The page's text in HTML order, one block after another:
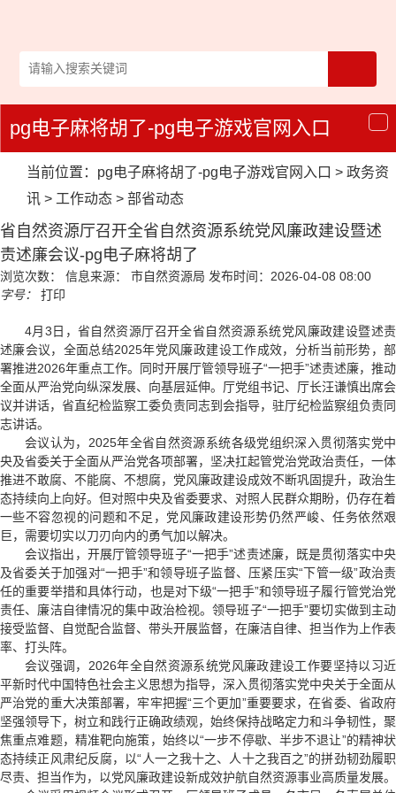
导
航
pg电子麻将胡了-pg电子游戏官网入口
当前位置： pg电子麻将胡了-pg电子游戏官网入口 > 政务资
讯 > 工作动态 > 部省动态
省自然资源厅召开全省自然资源系统党风廉政建设暨述
责述廉会议-pg电子麻将胡了
浏览次数： 信息来源： 市自然资源局 发布时间：2026-04-08 08:00
字号：
打印
4月3日，省自然资源厅召开全省自然资源系统党风廉政建设暨述责
述廉会议，全面总结2025年党风廉政建设工作成效，分析当前形势，部
署推进2026年重点工作。同时开展厅管领导班子“一把手”述责述廉，推动
全面从严治党向纵深发展、向基层延伸。厅党组书记、厅长汪谦慎出席会
议并讲话，省直纪检监察工委负责同志到会指导，驻厅纪检监察组负责同
志讲话。
会议认为，2025年全省自然资源系统各级党组织深入贯彻落实党中
央及省委关于全面从严治党各项部署，坚决扛起管党治党政治责任，一体
推进不敢腐、不能腐、不想腐，党风廉政建设成效不断巩固提升，政治生
态持续向上向好。但对照中央及省委要求、对照人民群众期盼，仍存在着
一些不容忽视的问题和不足，党风廉政建设形势仍然严峻、任务依然艰
巨，需要切实以刀刃向内的勇气加以解决。
会议指出，开展厅管领导班子“一把手”述责述廉，既是贯彻落实中央
及省委关于加强对“一把手”和领导班子监督、压紧压实“下管一级”政治责
任的重要举措和具体行动，也是对下级“一把手”和领导班子履行管党治党
责任、廉洁自律情况的集中政治检视。领导班子“一把手”要切实做到主动
接受监督、自觉配合监督、带头开展监督，在廉洁自律、担当作为上作表
率、打头阵。
会议强调，2026年全自然资源系统党风廉政建设工作要坚持以习近
平新时代中国特色社会主义思想为指导，深入贯彻落实党中央关于全面从
严治党的重大决策部署，牢牢把握“三个更加”重要要求，在省委、省政府
坚强领导下，树立和践行正确政绩观，始终保持战略定力和斗争韧性，聚
焦重点难题，精准靶向施策，始终以“一步不停歇、半步不退让”的精神状
态持续正风肃纪反腐，以“人一之我十之、人十之我百之”的拼劲韧劲履职
尽责、担当作为，以党风廉政建设新成效护航自然资源事业高质量发展。